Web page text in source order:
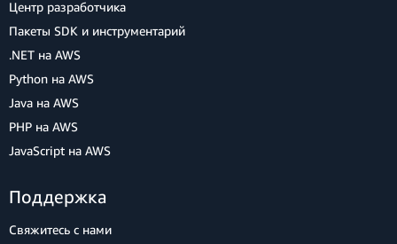
Центр разработчика
Пакеты SDK и инструментарий
.NET на AWS
Python на AWS
Java на AWS
PHP на AWS
JavaScript на AWS
Поддержка
Свяжитесь с нами